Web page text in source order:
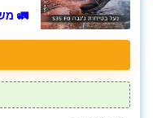
🚛